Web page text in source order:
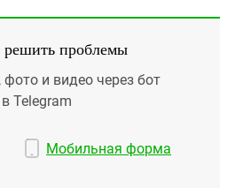
решить проблемы
и видео через бот
Telegram
Мобильная форма